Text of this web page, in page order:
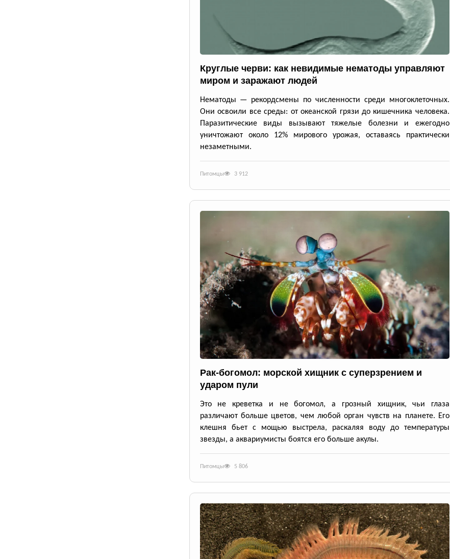
Круглые черви: как невидимые нематоды управляют
миром и заражают людей
Нематоды — рекордсмены по численности среди многоклеточных.
Они освоили все среды: от океанской грязи до кишечника человека.
Паразитические виды вызывают тяжелые болезни и ежегодно
уничтожают около 12% мирового урожая, оставаясь практически
незаметными.
Питомцы 3 912
Рак-богомол: морской хищник с суперзрением и
ударом пули
Это не креветка и не богомол, а грозный хищник, чьи глаза
различают больше цветов, чем любой орган чувств на планете. Его
клешня бьет с мощью выстрела, раскаляя воду до температуры
звезды, а аквариумисты боятся его больше акулы.
Питомцы 5 806